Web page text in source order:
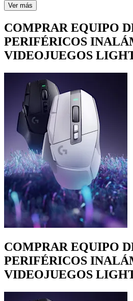
Ver más
COMPRAR EQUIPO
PERIFÉRICOS
VIDEOJUEGOS
COMPRAR EQUIPO
PERIFÉRICOS
VIDEOJUEGOS